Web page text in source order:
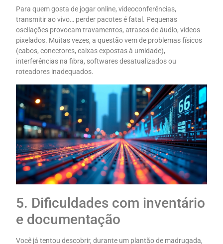
Para quem gosta de jogar online, videoconferências,
transmitir ao vivo… perder pacotes é fatal. Pequenas
oscilações provocam travamentos, atrasos de áudio, vídeos
pixelados. Muitas vezes, a questão vem de problemas físicos
(cabos, conectores, caixas expostas à umidade),
interferências na fibra, softwares desatualizados ou
roteadores inadequados.
5. Dificuldades com inventário
e documentação
Você já tentou descobrir, durante um plantão de madrugada,